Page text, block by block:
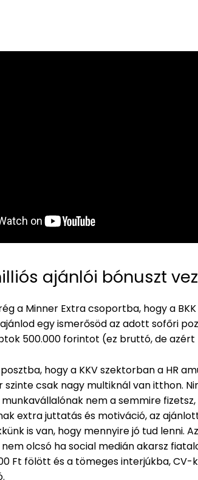
ajánlói bónuszt
a Minner Extra csoportba, hogy a
egy ismerősöd az adott sofőri
500.000 forintot (ez bruttó, de azért
hogy a KKV szektorban a HR
szinte csak nagy multiknál van itthon.
nem a semmire
extra juttatás és motiváció, az
is van, hogy mennyire jó tud lenni.
olcsó ha social medián akarsz
Ft fölött és a tömeges interjúkba,